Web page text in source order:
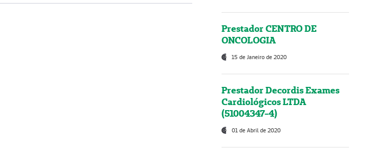
Prestador CENTRO DE
ONCOLOGIA
15 de Janeiro de 2020
Prestador Decordis Exames
Cardiológicos LTDA
(51004347-4)
01 de Abril de 2020